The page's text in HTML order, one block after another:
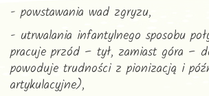
- powstawania wad zgryzu,
- utrwalania infantylnego sposobu
pracuje przód – tył, zamiast góra –
powoduje trudności z pionizacją i
artykulacyjne),